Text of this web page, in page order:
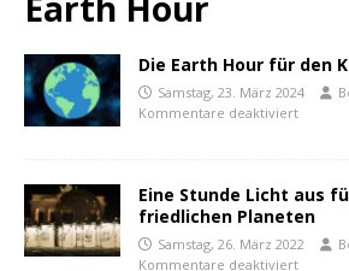
Die Earth Hour für den
Samstag, 23. März 2024
Kommentare deaktiviert
Eine Stunde Licht aus
friedlichen Planeten
Samstag, 26. März 2022
Kommentare deaktiviert